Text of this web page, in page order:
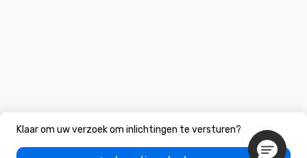
Klaar om uw verzoek om inlichtingen te versturen?